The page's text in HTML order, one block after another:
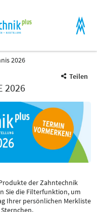
2026
Teilen
2026
der Zahntechnik
Sie die Filterfunktion, um
Ihrer persönlichen Merkliste